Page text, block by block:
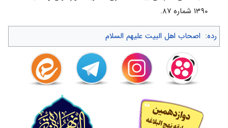
۱۳۹۰ شماره ۸۷.
رده: اصحاب اهل البیت علیهم السلام